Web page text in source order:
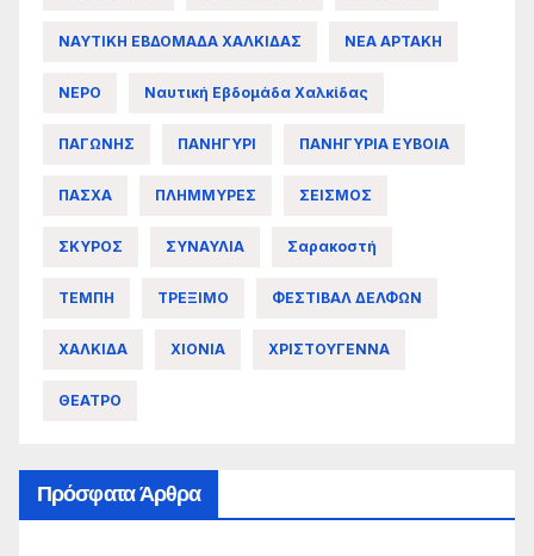
ΝΑΥΤΙΚΗ ΕΒΔΟΜΑΔΑ ΧΑΛΚΙΔΑΣ ΝΕΑ ΑΡΤΑΚΗ
ΝΕΡΟ Ναυτική Εβδομάδα Χαλκίδας
ΠΑΓΩΝΗΣ ΠΑΝΗΓΥΡΙ ΠΑΝΗΓΥΡΙΑ ΕΥΒΟΙΑ
ΠΑΣΧΑ ΠΛΗΜΜΥΡΕΣ ΣΕΙΣΜΟΣ
ΣΚΥΡΟΣ ΣΥΝΑΥΛΙΑ Σαρακοστή
ΤΕΜΠΗ ΤΡΕΞΙΜΟ ΦΕΣΤΙΒΑΛ ΔΕΛΦΩΝ
ΧΑΛΚΙΔΑ ΧΙΟΝΙΑ ΧΡΙΣΤΟΥΓΕΝΝΑ
ΘΕΑΤΡΟ
Πρόσφατα Άρθρα